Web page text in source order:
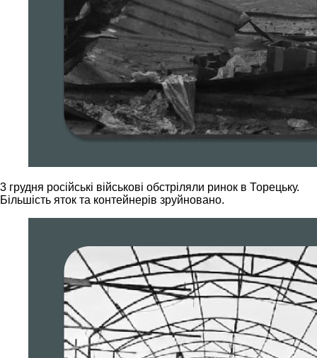
3 грудня російські військові обстріляли ринок в Торецьку.
Більшість яток та контейнерів зруйновано.